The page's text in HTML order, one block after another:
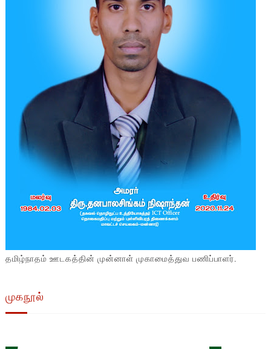
தமிழ்நாதம் ஊடகத்தின் முன்னாள் முகாமைத்துவ பணிப்பாளர்.
முகநூல்